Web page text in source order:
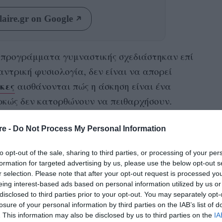
- Do Not Process My Personal Information
opt-out of the sale, sharing to third parties, or processing of your
for targeted advertising by us, please use the below opt-out
selection. Please note that after your opt-out request is processed
interest-based ads based on personal information utilized by us
to third parties prior to your opt-out. You may separately
of your personal information by third parties on the IAB’s list of
This information may also be disclosed by us to third parties on the
on Google
γυμναστικής σχεδιάστηκαν επί
φυσιολογία, δεν είναι να απορεί
αισθάνονται πώς η άσκηση είναι ένα
δεν κατορθώνουν να πειθαρχήσουν.
που προσκαλεί τους άντρες να
να γίνουν πιο αδύνατες,
πληθυσμού. Η Ελιάνα Χρυσικοπούλου στο
εξετάζει τα δεδομένα της
αθλητική επιστήμη και αναρωτιέται αν
fitness ή το fitness αποτυγχάνει για εμάς.